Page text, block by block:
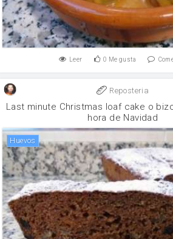
Leer 0 Me gusta
Reposteria
Last minute Christmas loaf cake o
hora de Navidad
huevos